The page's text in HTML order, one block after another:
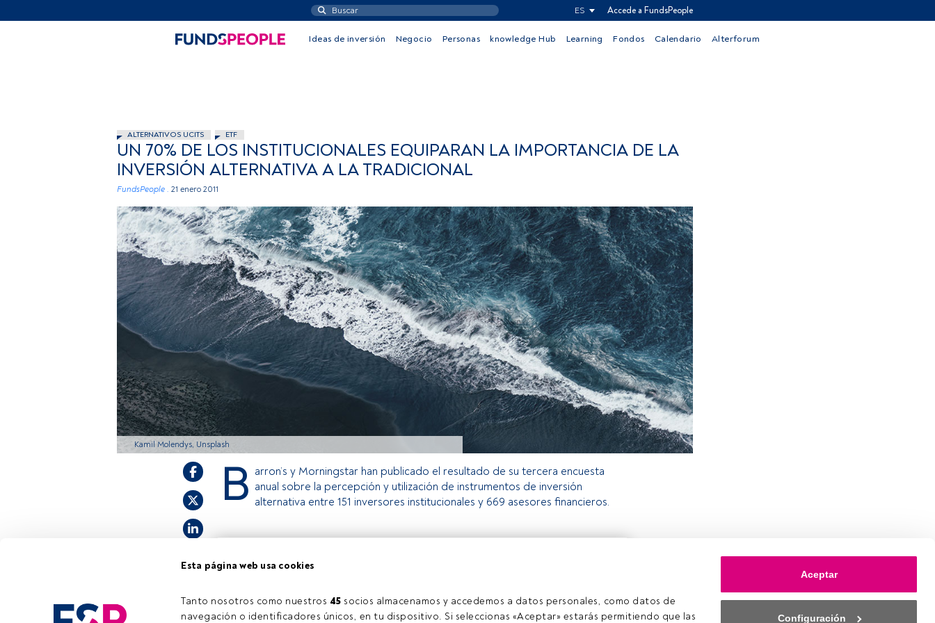
Esta página web usa cookies
Tanto nosotros como nuestros 45 socios almacenamos y accedemos a datos personales, como datos de
navegación o identificadores únicos, en tu dispositivo. Si seleccionas «Aceptar» estarás permitiendo que las
Aceptar
Configuración
ES Accede a FundsPeople
Ideas de inversión Negocio Personas knowledge Hub Learning Fondos Calendario Alterforum
ALTERNATIVOS UCITS ETF
UN 70% DE LOS INSTITUCIONALES EQUIPARAN LA IMPORTANCIA DE LA
INVERSIÓN ALTERNATIVA A LA TRADICIONAL
FundsPeople . 21 enero 2011
Kamil Molendys, Unsplash
B arron’s y Morningstar han publicado el resultado de su tercera encuesta
anual sobre la percepción y utilización de instrumentos de inversión
alternativa entre 151 inversores institucionales y 669 asesores financieros.
estás registrado, accede desde el botón Login. Si aún no tienes cuenta, te
Accede a FundsPeople